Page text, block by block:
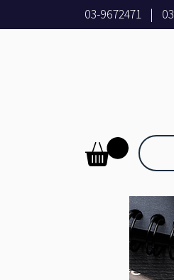
|
03-9672471